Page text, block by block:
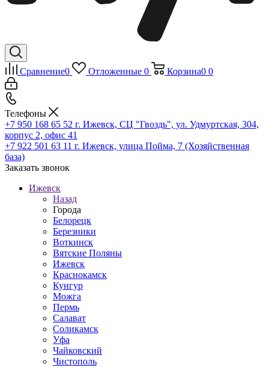
Сравнение0 Отложенные 0 Корзина0 0
Телефоны
+7 950 168 65 52 г. Ижевск, СЦ "Гвоздь", ул. Удмуртская, 304,
корпус 2, офис 41
+7 922 501 63 11 г. Ижевск, улица Пойма, 7 (Хозяйственная
база)
Заказать звонок
Ижевск
Назад
Города
Белорецк
Березники
Воткинск
Вятские Поляны
Ижевск
Краснокамск
Кунгур
Можга
Пермь
Салават
Соликамск
Уфа
Чайковский
Чистополь